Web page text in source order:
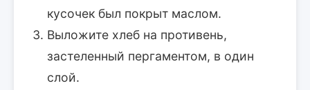
кусочек был покрыт маслом.
Выложите хлеб на противень,
застеленный пергаментом, в один
слой.